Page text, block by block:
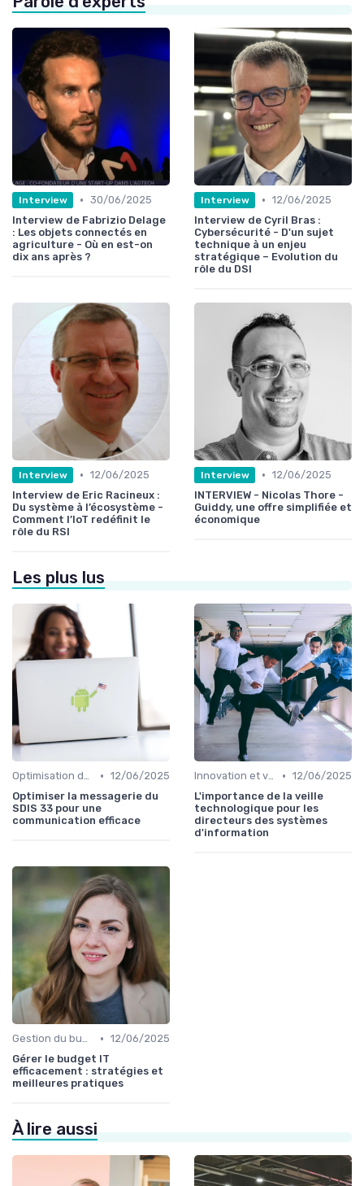
Interview • 30/06/2025
Interview de Fabrizio Delage
: Les objets connectés en
agriculture - Où en est-on
dix ans après ?
Interview • 12/06/2025
Interview de Cyril Bras :
Cybersécurité - D'un sujet
technique à un enjeu
stratégique – Evolution du
rôle du DSI
Interview • 12/06/2025
Interview de Eric Racineux :
Du système à l’écosystème -
Comment l’IoT redéfinit le
rôle du RSI
Interview • 12/06/2025
INTERVIEW - Nicolas Thore -
Guiddy, une offre simplifiée et
économique
Les plus lus
Optimisation des infrastructures IT • 12/06/2025
Optimiser la messagerie du
SDIS 33 pour une
communication efficace
Innovation et veille technologique • 12/06/2025
L'importance de la veille
technologique pour les
directeurs des systèmes
d'information
Gestion du budget IT • 12/06/2025
Gérer le budget IT
efficacement : stratégies et
meilleures pratiques
À lire aussi